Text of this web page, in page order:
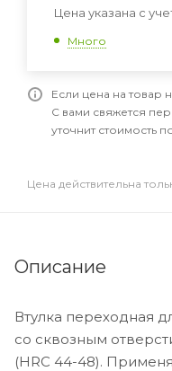
Цена указана с
Много
Если цена на товар
С вами свяжется
уточнит стоимость
Цена действительна
Описание
Втулка переходная
со сквозным
(HRC 44-48).